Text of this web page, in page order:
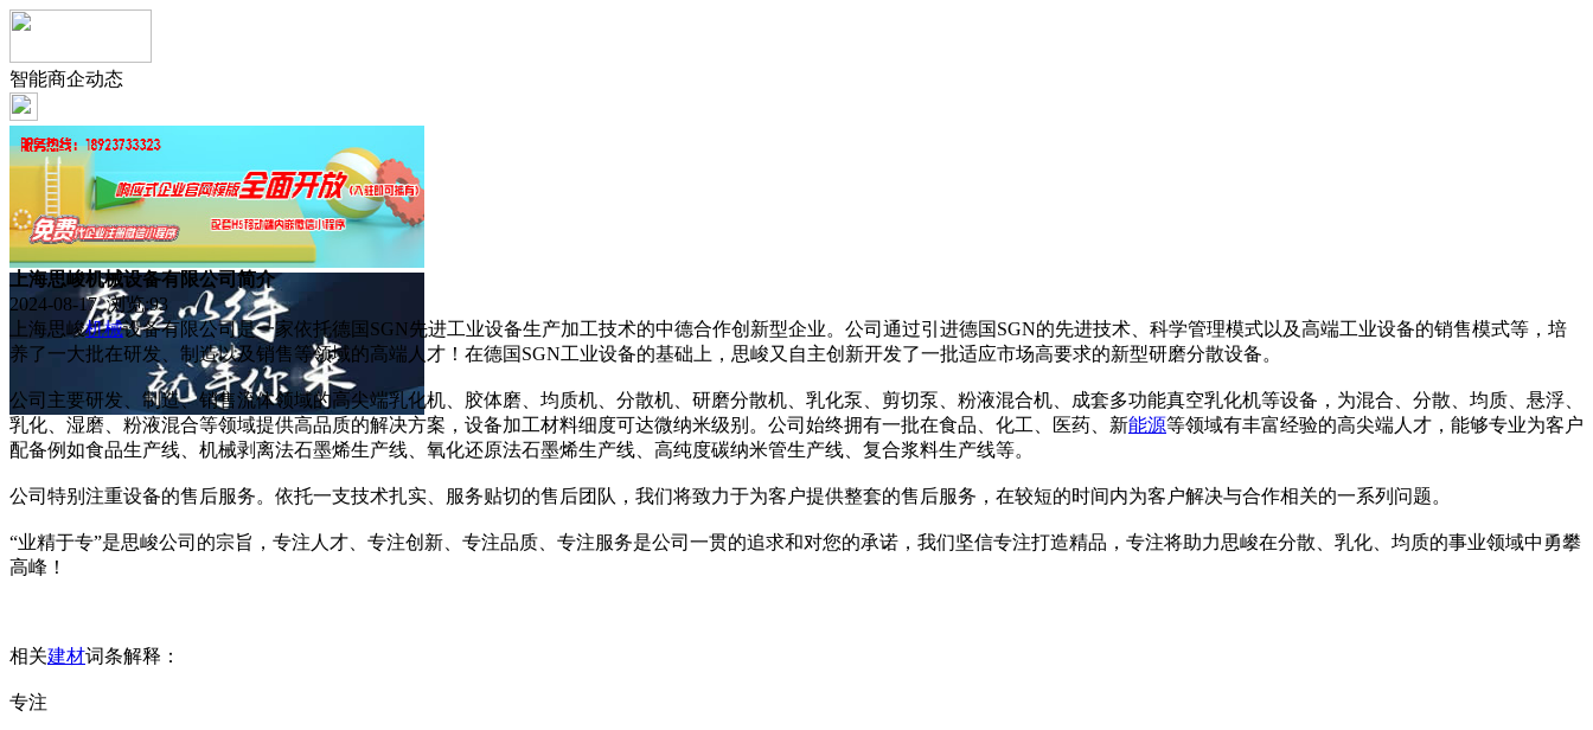
智能商企动态
上海思峻机械设备有限公司简介
2024-08-17 浏览:93
上海思峻机械设备有限公司是一家依托德国SGN先进工业设备生产加工技术的中德合作创新型企业。公司通过引进德国SGN的先进技术、科学管理模式以及高端工业设备的销售模式等，培
养了一大批在研发、制造以及销售等领域的高端人才！在德国SGN工业设备的基础上，思峻又自主创新开发了一批适应市场高要求的新型研磨分散设备。
公司主要研发、制造、销售流体领域的高尖端乳化机、胶体磨、均质机、分散机、研磨分散机、乳化泵、剪切泵、粉液混合机、成套多功能真空乳化机等设备，为混合、分散、均质、悬浮、
乳化、湿磨、粉液混合等领域提供高品质的解决方案，设备加工材料细度可达微纳米级别。公司始终拥有一批在食品、化工、医药、新能源等领域有丰富经验的高尖端人才，能够专业为客户
配备例如食品生产线、机械剥离法石墨烯生产线、氧化还原法石墨烯生产线、高纯度碳纳米管生产线、复合浆料生产线等。
公司特别注重设备的售后服务。依托一支技术扎实、服务贴切的售后团队，我们将致力于为客户提供整套的售后服务，在较短的时间内为客户解决与合作相关的一系列问题。
“业精于专”是思峻公司的宗旨，专注人才、专注创新、专注品质、专注服务是公司一贯的追求和对您的承诺，我们坚信专注打造精品，专注将助力思峻在分散、乳化、均质的事业领域中勇攀
高峰！
相关建材词条解释：
专注